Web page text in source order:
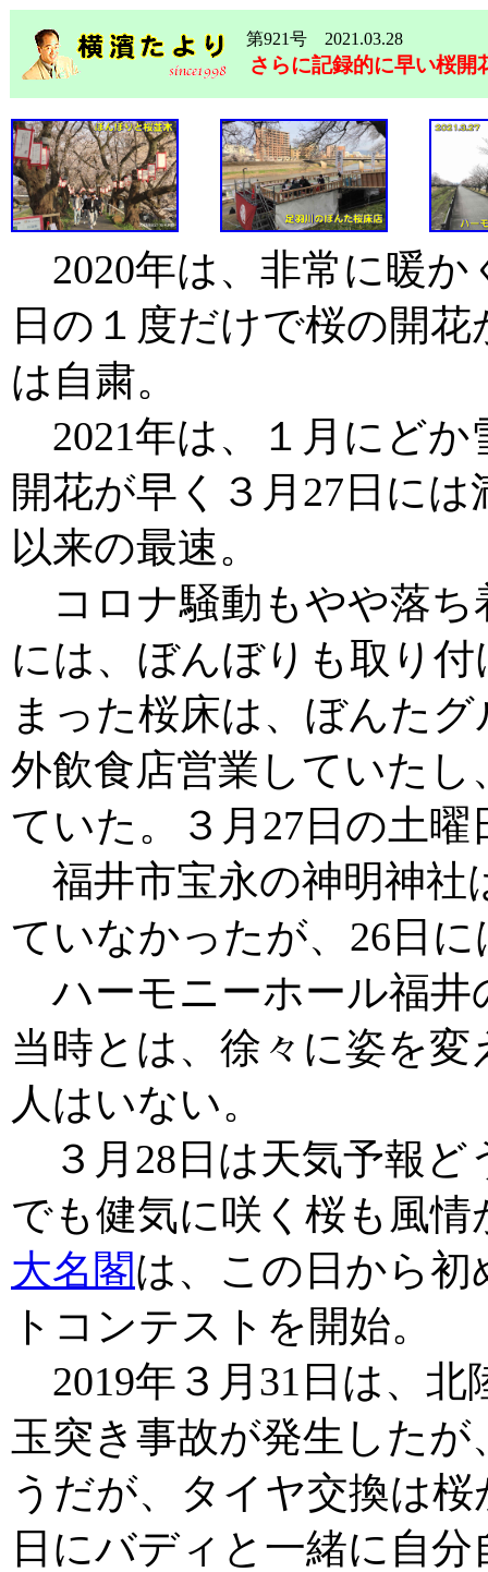
第921号 2021.03.28
さらに記録的に早い桜開
2020年は、非常に暖か
日の１度だけで桜の開
は自粛。
2021年は、１月にどか
開花が早く３月27日に
以来の最速。
コロナ騒動もやや落ち
には、ぼんぼりも取り
まった桜床は、ぼんた
外飲食店営業していた
ていた。３月27日の土
福井市宝永の神明神社
ていなかったが、26日
ハーモニーホール福井
当時とは、徐々に姿を
人はいない。
３月28日は天気予報ど
でも健気に咲く桜も風
大名閣は、この日から
トコンテストを開始。
2019年３月31日は、北
玉突き事故が発生した
うだが、タイヤ交換は
日にバディと一緒に自